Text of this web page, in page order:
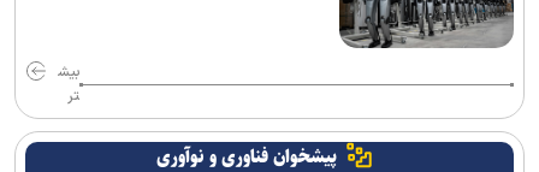
بیش
تر
پیشخوان فناوری و نوآوری